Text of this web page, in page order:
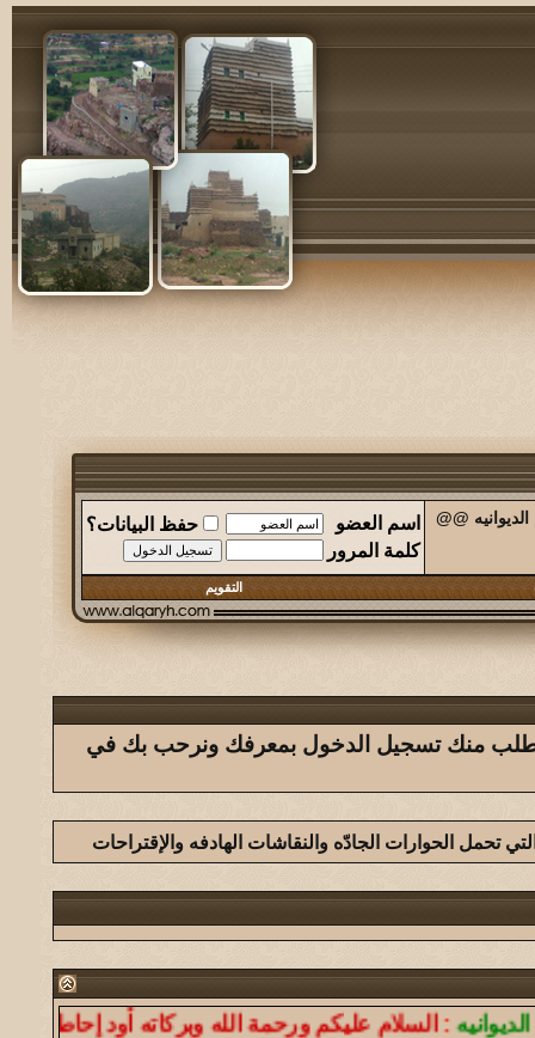
@@ اسم العضو
حفظ البيانات؟
كلمة المرور
التقويم
يتطلب منك تسجيل الدخول بمعرفك ونرحب بك في
تحمل الحوارات الجادّه والنقاشات الهادفه والإقتراحات
:السلام عليكم ورحمة الله وبركاته أود إحاطتكم أن